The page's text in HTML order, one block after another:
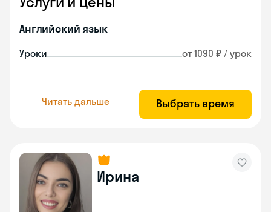
Английский язык
Уроки от 1090 ₽ / урок
Читать дальше Выбрать время
Ирина